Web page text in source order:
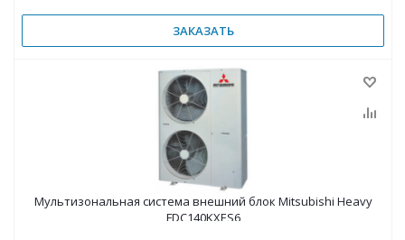
ЗАКАЗАТЬ
Мультизональная система внешний блок Mitsubishi Heavy
FDC140KXES6